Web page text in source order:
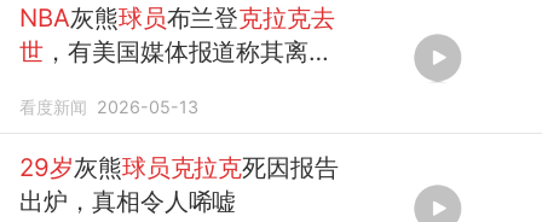
NBA灰熊球员布兰登克拉克去
世 ，有美国媒体报道称其离世
看度新闻 2026-05-13
29岁灰熊球员克拉克死因报告
出炉，真相令人唏嘘